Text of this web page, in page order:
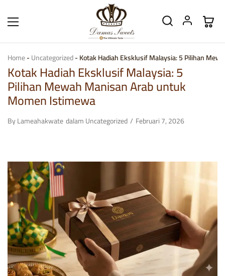
Home-Uncategorized-Kotak Hadiah Eksklusif Malaysia: 5 Pilihan
Kotak Hadiah Eksklusif Malaysia: 5
Pilihan Mewah Manisan Arab untuk
Momen Istimewa
ByLameahakwatedalamUncategorized Februari 7, 2026